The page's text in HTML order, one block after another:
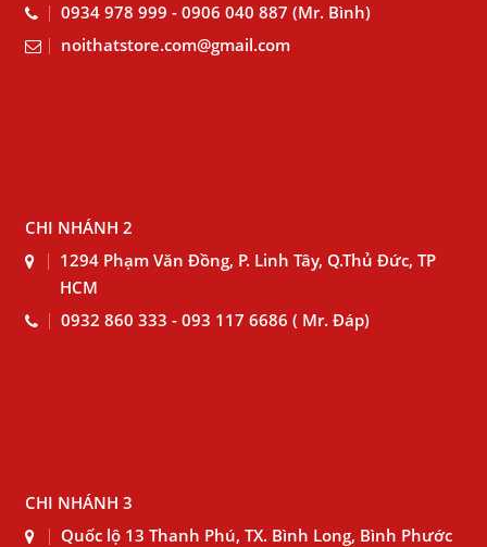
0934 978 999 - 0906 040 887 (Mr. Bình)
noithatstore.com@gmail.com
CHI NHÁNH 2
1294 Phạm Văn Đồng, P. Linh Tây, Q.Thủ Đức, TP
HCM
0932 860 333 - 093 117 6686 ( Mr. Đáp)
CHI NHÁNH 3
Quốc lộ 13 Thanh Phú, TX. Bình Long, Bình Phước